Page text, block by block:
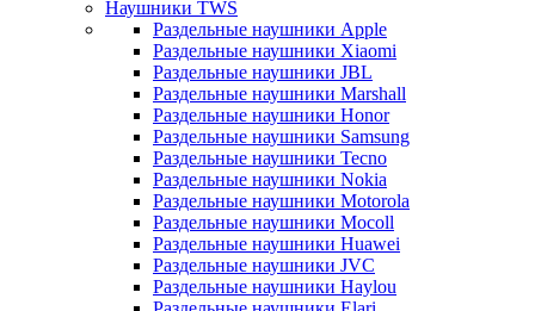
Наушники TWS
Раздельные наушники Apple
Раздельные наушники Xiaomi
Раздельные наушники JBL
Раздельные наушники Marshall
Раздельные наушники Honor
Раздельные наушники Samsung
Раздельные наушники Tecno
Раздельные наушники Nokia
Раздельные наушники Motorola
Раздельные наушники Mocoll
Раздельные наушники Huawei
Раздельные наушники JVC
Раздельные наушники Haylou